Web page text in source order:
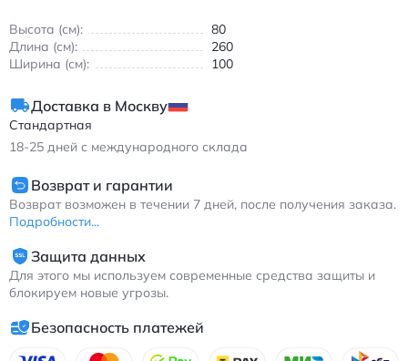
Однотонное оформление делает диван универсальным
элементом мебели, который легко сочетать с текстилем и
декором.
интерьер. Подходит для создания спокойной и современной
обстановки без лишних деталей.
Высота (см):
80
Длина (см):
260
Ширина (см):
100
Доставка в Москву
Стандартная
18-25 дней с международного склада
Возврат и гарантии
Возврат возможен в течении 7 дней, после получения заказа.
Подробности...
Защита данных
Для этого мы используем современные средства защиты и
блокируем новые угрозы.
Безопасность платежей